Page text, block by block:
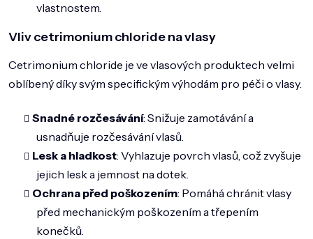
vlastnostem.
Vliv cetrimonium chloride na vlasy
Cetrimonium chloride je ve vlasových produktech velmi
oblíbený díky svým specifickým výhodám pro péči o vlasy.
Snadné rozčesávání: Snižuje zamotávání a
usnadňuje rozčesávání vlasů.
Lesk a hladkost: Vyhlazuje povrch vlasů, což zvyšuje
jejich lesk a jemnost na dotek.
Ochrana před poškozením: Pomáhá chránit vlasy
před mechanickým poškozením a třepením
konečků.